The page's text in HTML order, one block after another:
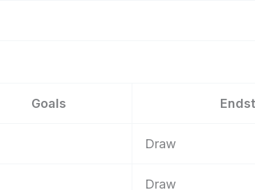
Goals
Draw
Draw